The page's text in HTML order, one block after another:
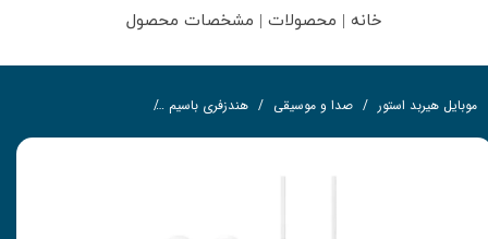
خانه | محصولات | مشخصات محصول
موبایل هیربد استور صدا و موسیقی هندزفری باسیم